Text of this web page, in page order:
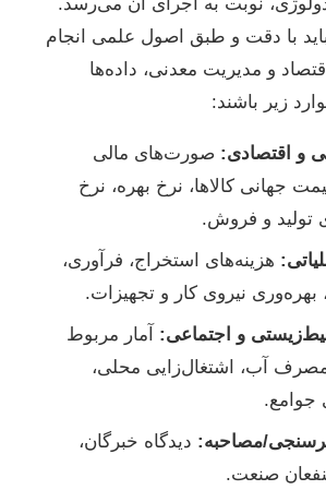
نوبت به اجرای آن می‌رسد.
با دقت و طبق اصول علمی انجام
و مدیریت معدنی، داده‌ها
زیر باشند:
و اقتصادی: صورت‌های مالی
جهانی کالاها، نرخ بهره، نرخ
تولید و فروش.
هزینه‌های استخراج، فرآوری،
نیروی کار و تجهیزات.
و اجتماعی: آمار مربوط
مصرف آب، اشتغال‌زایی محلی،
جوامع.
مصاحبه: دیدگاه خبرگان،
صنعت.